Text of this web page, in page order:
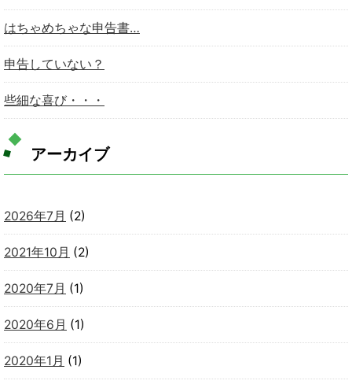
はちゃめちゃな申告書…
申告していない？
些細な喜び・・・
アーカイブ
2026年7月 (2)
2021年10月 (2)
2020年7月 (1)
2020年6月 (1)
2020年1月 (1)